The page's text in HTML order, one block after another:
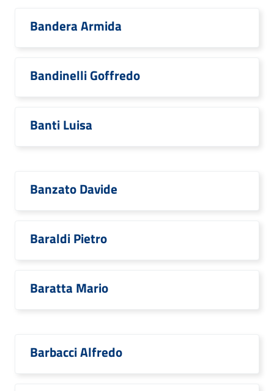
Bandera Armida
Bandinelli Goffredo
Banti Luisa
Banzato Davide
Baraldi Pietro
Baratta Mario
Barbacci Alfredo